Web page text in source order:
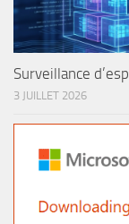
Surveillance
3 JUILLET 2026